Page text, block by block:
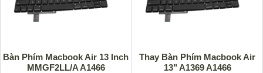
Bàn Phím Macbook Air 13 Inch
MMGF2LL/A A1466
Thay Bàn Phím Macbook Air
13" A1369 A1466